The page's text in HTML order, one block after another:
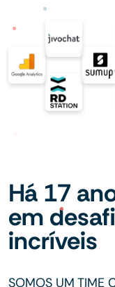
Há 17
em
incríveis
SOMOS UM TIME